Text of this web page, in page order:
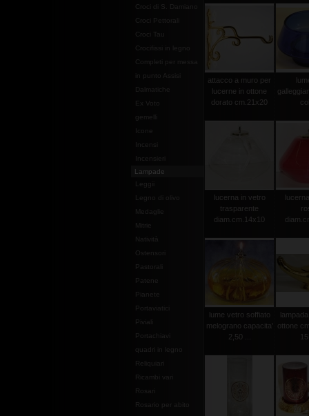
Croci di S. Damiano
Croci Pettorali
Croci Tau
Crocifissi in legno
Completi per messa
in punto Assisi
Dalmatiche
Ex Voto
gemelli
Lampade
Leggii
Legno di olivo
Medaglie
Mitrie
Natività
Ostensori
Pastorali
Patene
Pianete
Portaviatici
Piviali
Portachiavi
quadri in legno
Reliquiari
Ricambi vari
Rosari
Rosario per abito
attacco a muro per
lucerne in ottone
dorato cm.21x20
lucerna in vetro
trasparente
diam.cm.14x10
lume vetro soffiato
melograno capacita'
2,50 ...
ottone